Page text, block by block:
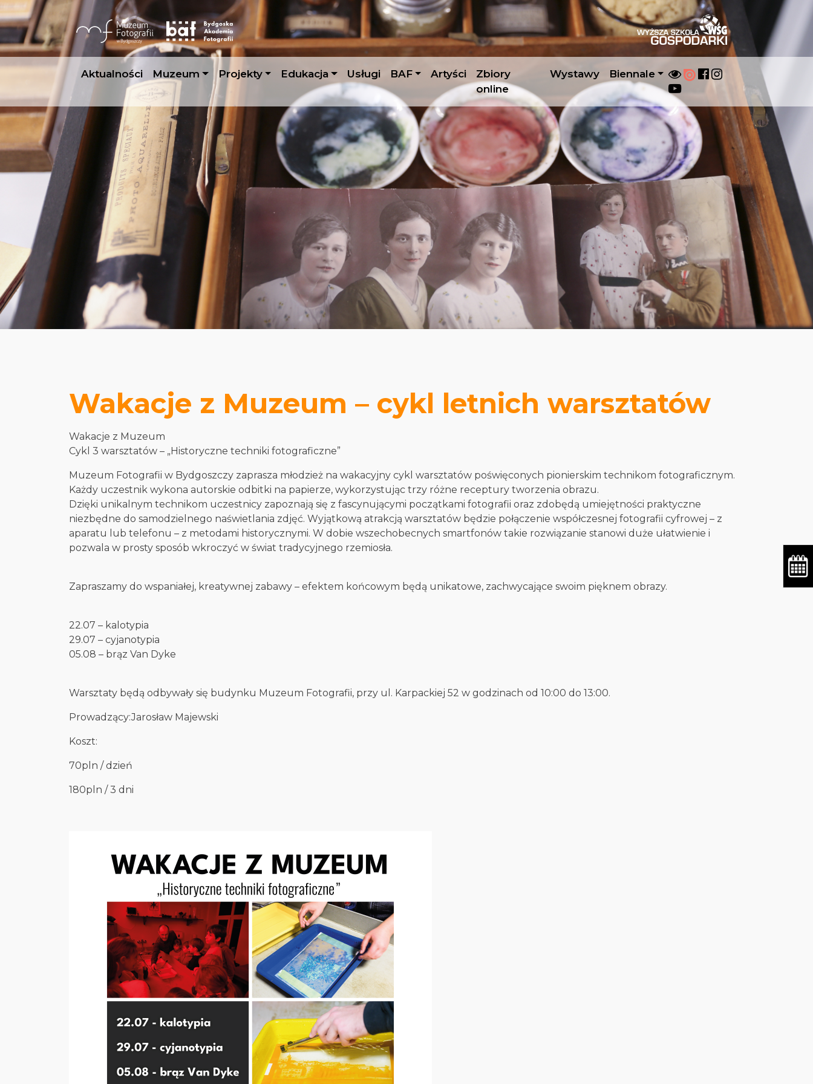
Aktualności Muzeum Projekty Edukacja Usługi BAF Artyści
Zbiory
online
Wystawy Biennale
Wakacje z Muzeum – cykl letnich warsztatów
Wakacje z Muzeum
Cykl 3 warsztatów – „Historyczne techniki fotograficzne”
Muzeum Fotografii w Bydgoszczy zaprasza młodzież na wakacyjny cykl warsztatów poświęconych pionierskim technikom fotograficznym.
Każdy uczestnik wykona autorskie odbitki na papierze, wykorzystując trzy różne receptury tworzenia obrazu.
Dzięki unikalnym technikom uczestnicy zapoznają się z fascynującymi początkami fotografii oraz zdobędą umiejętności praktyczne
niezbędne do samodzielnego naświetlania zdjęć. Wyjątkową atrakcją warsztatów będzie połączenie współczesnej fotografii cyfrowej – z
aparatu lub telefonu – z metodami historycznymi. W dobie wszechobecnych smartfonów takie rozwiązanie stanowi duże ułatwienie i
pozwala w prosty sposób wkroczyć w świat tradycyjnego rzemiosła.
Zapraszamy do wspaniałej, kreatywnej zabawy – efektem końcowym będą unikatowe, zachwycające swoim pięknem obrazy.
22.07 – kalotypia
29.07 – cyjanotypia
05.08 – brąz Van Dyke
Warsztaty będą odbywały się budynku Muzeum Fotografii, przy ul. Karpackiej 52 w godzinach od 10:00 do 13:00.
Prowadzący:Jarosław Majewski
Koszt:
70pln / dzień
180pln / 3 dni